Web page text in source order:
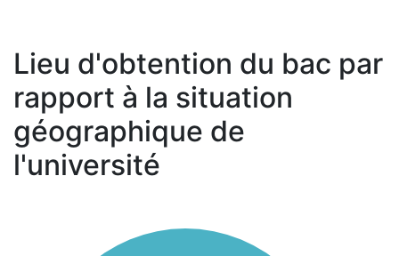
Lieu d'obtention du bac par
rapport à la situation
géographique de
l'université